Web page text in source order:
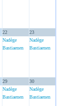
22
Nadège
Bastiaenen
23
Nadège
Bastiaenen
29
Nadège
Bastiaenen
30
Nadège
Bastiaenen